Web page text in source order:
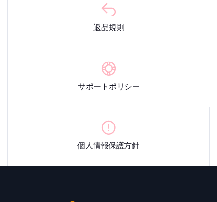
返品規則
サポートポリシー
個人情報保護方針